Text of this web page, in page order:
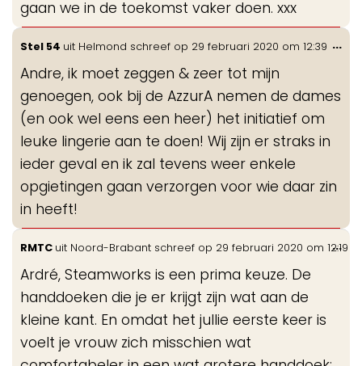
gaan we in de toekomst vaker doen. xxx
Stel 54 uit Helmond schreef op 29 februari 2020 om 12:39
Andre, ik moet zeggen & zeer tot mijn
genoegen, ook bij de AzzurA nemen de dames
(en ook wel eens een heer) het initiatief om
leuke lingerie aan te doen! Wij zijn er straks in
ieder geval en ik zal tevens weer enkele
opgietingen gaan verzorgen voor wie daar zin
in heeft!
...
RMTC uit Noord-Brabant schreef op 29 februari 2020 om 12:19
Ardré, Steamworks is een prima keuze. De
handdoeken die je er krijgt zijn wat aan de
kleine kant. En omdat het jullie eerste keer is
voelt je vrouw zich misschien wat
...